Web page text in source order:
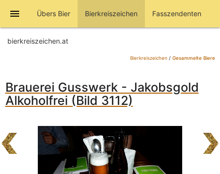
menu Übers Bier Bierkreiszeichen Fasszendenten
bierkreiszeichen.at
Bierkreiszeichen / Gesammelte Biere
Brauerei Gusswerk - Jakobsgold
Alkoholfrei (Bild 3112)